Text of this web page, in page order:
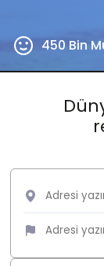
450 Bin